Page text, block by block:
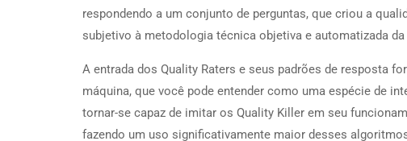
respondendo a um conjunto de perguntas, que criou a
subjetivo à metodologia técnica objetiva e automatizada
A entrada dos Quality Raters e seus padrões de resposta
máquina, que você pode entender como uma espécie de
tornar-se capaz de imitar os Quality Killer em seu
fazendo um uso significativamente maior desses